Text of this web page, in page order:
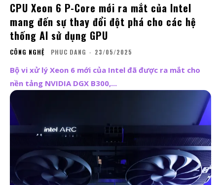
CPU Xeon 6 P-Core mới ra mắt của Intel
mang đến sự thay đổi đột phá cho các hệ
thống AI sử dụng GPU
CÔNG NGHỆ PHUC DANG - 23/05/2025
Bộ vi xử lý Xeon 6 mới của Intel đã được ra mắt cho
nền tảng NVIDIA DGX B300,...